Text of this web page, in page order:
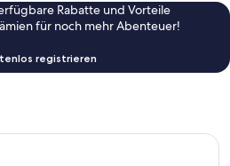
Rabatte und Vorteile
für noch mehr Abenteuer!
registrieren